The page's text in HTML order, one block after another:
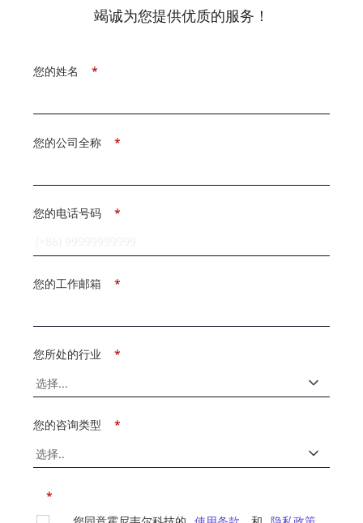
竭诚为您提供优质的服务！
*
您的姓名
*
您的公司全称
*
您的电话号码
*
您的工作邮箱
*
您所处的行业
*
您的咨询类型
*